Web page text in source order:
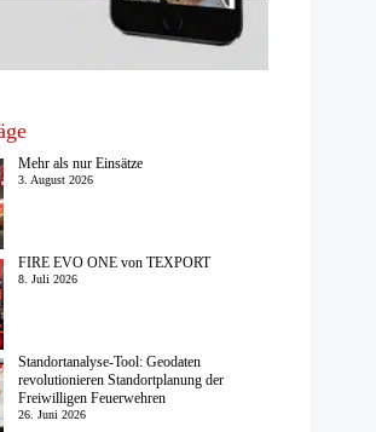
Mehr als nur Einsätze
3. August 2026
FIRE EVO ONE von TEXPORT
8. Juli 2026
Standortanalyse-Tool: Geodaten
revolutionieren Standortplanung der
Freiwilligen Feuerwehren
26. Juni 2026